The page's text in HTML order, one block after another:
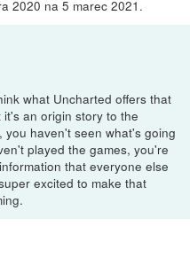
2020 na 5 marec 2021.
what Uncharted offers that
an origin story to the
you haven't seen what's going
played the games, you're
that everyone else
excited to make that